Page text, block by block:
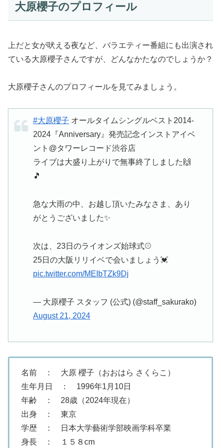
大原櫻子のプロフィール
上だと女が吠える夜など、バラエティー番組にも出演され
ている大原櫻子さんですが、どんなかたなのでしょうか？
大原櫻子さんのプロフィールを見てみましょう。
#大原櫻子 オールタイムシングルベスト2014-
2024『Anniversary』発売記念インストアイベ
ント@タワーレコード渋谷店
ライブは大盛り上がりで無事終了しました🙌
🎵
急な大雨の中、お越し頂いたみなさま、あり
がとうございました✨
次は、23日のライオンズ始球式⚾
25日の大阪リリイベで会いましょう💓
pic.twitter.com/MEIbTZk9Dj
— 大原櫻子 スタッフ (公式) (@staff_sakurako)
August 21, 2024
名前 ： 大原 櫻子（おおはら さくらこ）
生年月日 ： 1996年1月10日
年齢 ： 28歳（2024年現在）
出身 ： 東京
学歴 ： 日本大学藝術学部映画学科卒業
身長 ： １５８cm